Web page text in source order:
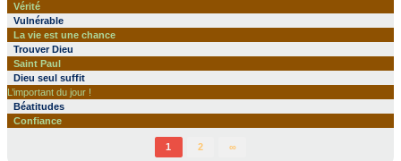
Vérité
Vulnérable
La vie est une chance
Trouver Dieu
Saint Paul
Dieu seul suffit
L’important du jour !
Béatitudes
Confiance
1 2 ∞